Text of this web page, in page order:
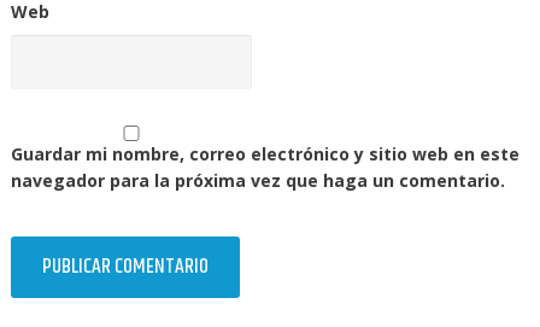
Web
Guardar mi nombre, correo electrónico y sitio web en este
navegador para la próxima vez que haga un comentario.